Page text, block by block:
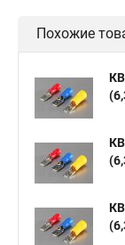
Похожие